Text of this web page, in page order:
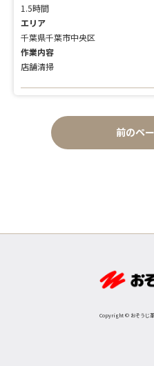
1.5時間
エリア
千葉県千葉市中央区
作業内容
店舗清掃
前のペ
Copyright © おそうじ